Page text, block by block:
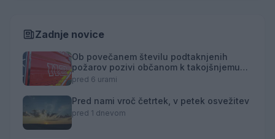
Zadnje novice
Ob povečanem številu podtaknjenih
požarov pozivi občanom k takojšnjemu
obveščanju policije
pred 6 urami
Pred nami vroč četrtek, v petek osvežitev
pred 1 dnevom